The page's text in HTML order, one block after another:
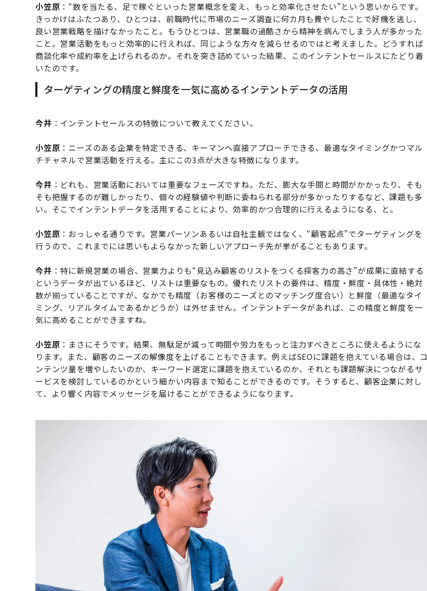
小笠原 ：“数を当たる、足で稼ぐといった営業概念を変え、もっと効率化させたい”という思いからです。
きっかけはふたつあり、ひとつは、前職時代に市場のニーズ調査に何カ月も費やしたことで好機を逃し、
良い営業戦略を描けなかったこと。もうひとつは、営業職の過酷さから精神を病んでしまう人が多かった
こと。営業活動をもっと効率的に行えれば、同じような方々を減らせるのではと考えました。どうすれば
商談化率や成約率を上げられるのか。それを突き詰めていった結果、このインテントセールスにたどり着
いたのです。
ターゲティングの精度と鮮度を一気に高めるインテントデータの活用
今井 ：インテントセールスの特徴について教えてください。
小笠原 ：ニーズのある企業を特定できる、キーマンへ直接アプローチできる、最適なタイミングかつマル
チチャネルで営業活動を行える。主にこの3点が大きな特徴になります。
今井 ：どれも、営業活動においては重要なフェーズですね。ただ、膨大な手間と時間がかかったり、そも
そも把握するのが難しかったり、個々の経験値や判断に委ねられる部分が多かったりするなど、課題も多
い。そこでインテントデータを活用することにより、効率的かつ合理的に行えるようになる、と。
小笠原 ：おっしゃる通りです。営業パーソンあるいは自社主観ではなく、“顧客起点”でターゲティングを
行うので、これまでには思いもよらなかった新しいアプローチ先が挙がることもあります。
今井 ：特に新規営業の場合、営業力よりも“見込み顧客のリストをつくる探客力の高さ”が成果に直結する
というデータが出ているほど、リストは重要なもの。優れたリストの要件は、精度・鮮度・具体性・絶対
数が揃っていることですが、なかでも精度（お客様のニーズとのマッチング度合い）と鮮度（最適なタイ
ミング、リアルタイムであるかどうか）は外せません。インテントデータがあれば、この精度と鮮度を一
気に高めることができますね。
小笠原 ：まさにそうです。結果、無駄足が減って時間や労力をもっと注力すべきところに使えるようにな
ります。また、顧客のニーズの解像度を上げることもできます。例えばSEOに課題を抱えている場合は、コ
ンテンツ量を増やしたいのか、キーワード選定に課題を抱えているのか、それとも課題解決につながるサ
ービスを検討しているのかという細かい内容まで知ることができるのです。そうすると、顧客企業に対し
て、より響く内容でメッセージを届けることができるようになります。